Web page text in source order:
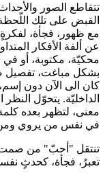
تتقاطع الصور
القبض على تلك
مع ظهور، فجأة،
عن ألفة الأفكار
محكيّة، مكتوبة، أو في
بشكل مباغت، تفصيل
كان الى الآن دون
الداخليّة. يتحوّل النظر
معنى، لتظهر بعده
في نفس من يروي ومن
تنتقل "أحبّ" من صمت
تعبرُ، فجأة، كحدثٍ